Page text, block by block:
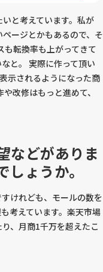
と考えています。私が
ージとかもあるので、そ
も転換率も上がってきて
と。 実際に作って頂い
示されるようになった商
改修はもっと進めて、
などがありま
ょうか。
けれども、モールの数を
考えています。楽天市場
、月商1千万を超えたこ